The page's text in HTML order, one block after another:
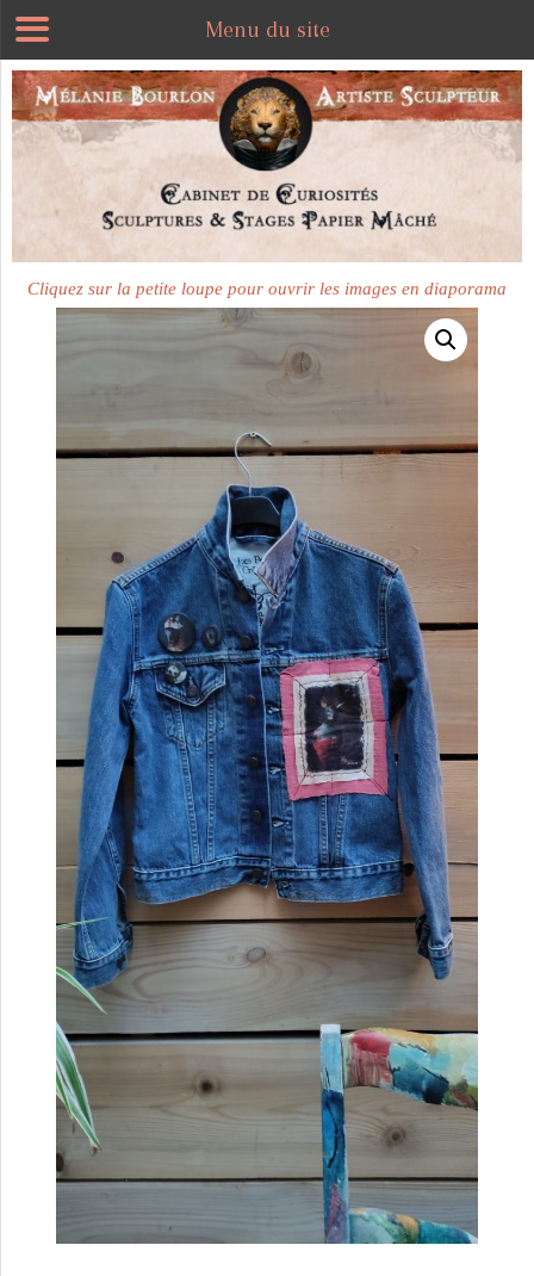
Cliquez sur la petite loupe pour ouvrir les images en diaporama
Menu du site